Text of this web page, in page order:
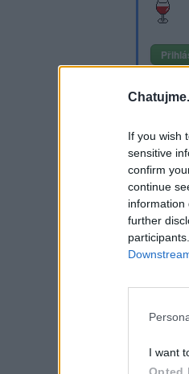
If you wish
sensitive
confirm
continue
information
further
I want
kdo